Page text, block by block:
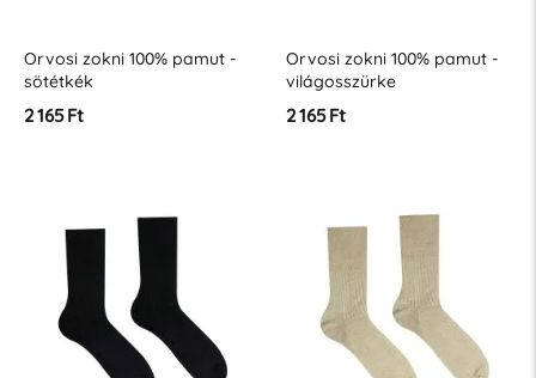
Orvosi zokni 100% pamut -
sötétkék
2 165 Ft
Orvosi zokni 100% pamut -
világosszürke
2 165 Ft